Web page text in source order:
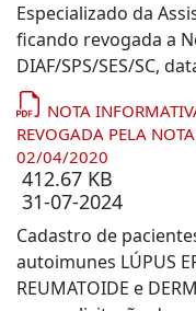
Especializado da
ficando revogada a
DIAF/SPS/SES/SC,
NOTA
REVOGADA PELA
02/04/2020
412.67 KB
31-07-2024
Cadastro de
autoimunes LÚPUS
REUMATOIDE e